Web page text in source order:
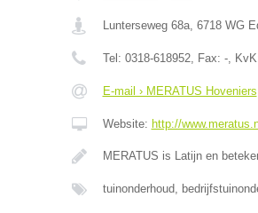
Lunterseweg 68a, 6718 WG
Tel: 0318-618952, Fax: -,
E-mail › MERATUS Hoveniers
Website: http://
MERATUS is Latijn en
tuinonderhoud,